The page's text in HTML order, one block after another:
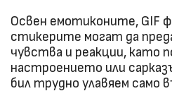
Освен емотиконите, GIF
стикерите могат да
чувства и реакции, като
настроението или
бил трудно улавяем само